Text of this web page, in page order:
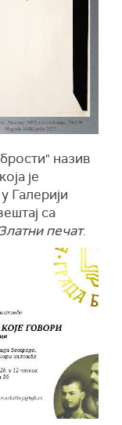
назив
је
Галерији
са
печат.